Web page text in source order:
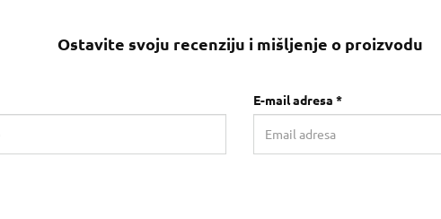
Ostavite svoju recenziju i mišljenje o proizvodu
E-mail adresa *